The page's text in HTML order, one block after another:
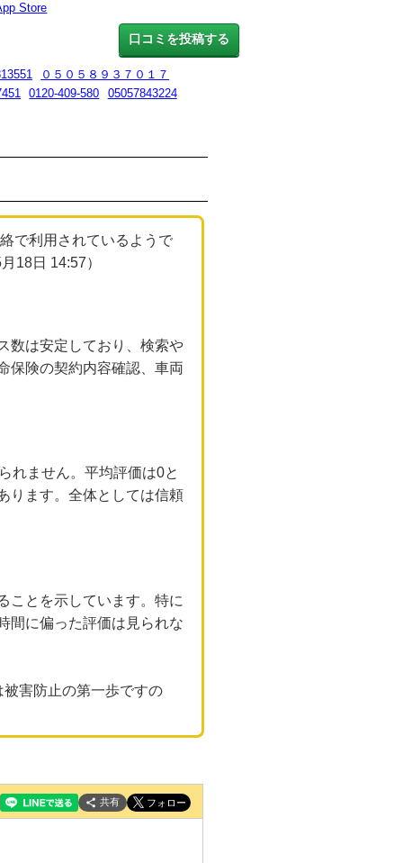
口コミを投稿する
Store
０５０５８９３７０１７
0120-409-580
05057843224
で利用されているようで
18日 14:57）
数は安定しており、検索や
保険の契約内容確認、車両
れません。平均評価は0と
ります。全体としては信頼
ことを示しています。特に
間に偏った評価は見られな
害防止の第一歩ですの
共有